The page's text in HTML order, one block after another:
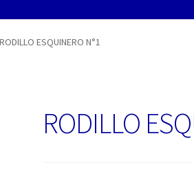
RODILLO ESQUINERO N°1
RODILLO